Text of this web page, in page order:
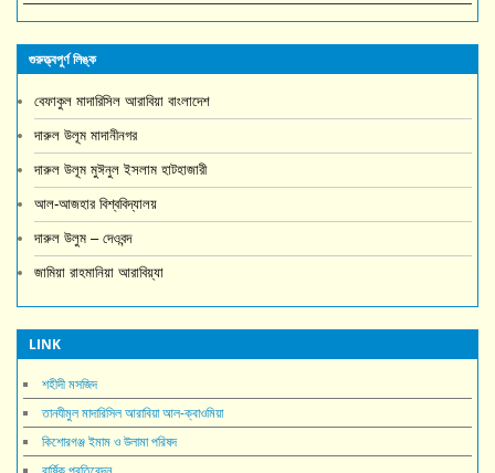
গুরুত্ত্বপুর্ণ লিঙ্ক
বেফাকুল মাদারিসিল আরাবিয়া বাংলাদেশ
দারুল উলূম মাদানীনগর
দারুল উলূম মুঈনুল ইসলাম হাটহাজারী
আল-আজহার বিশ্ববিদ্যালয়
দারুল উলুম – দেওবন্দ
জামিয়া রাহমানিয়া আরাবিয়্যা
LINK
শহীদী মসজিদ
তানযীমুল মাদারিসিল আরাবিয়া আল-ক্বাওমিয়া
কিশোরগঞ্জ ইমাম ও উলামা পরিষদ